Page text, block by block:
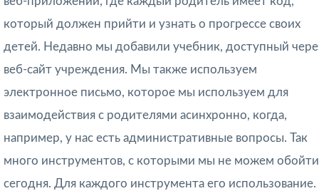
который должен прийти и узнать о прогрессе своих
детей. Недавно мы добавили учебник, доступный
веб-сайт учреждения. Мы также используем
электронное письмо, которое мы используем для
взаимодействия с родителями асинхронно, когда,
например, у нас есть административные вопросы. Так
много инструментов, с которыми мы не можем
сегодня. Для каждого инструмента его использование.